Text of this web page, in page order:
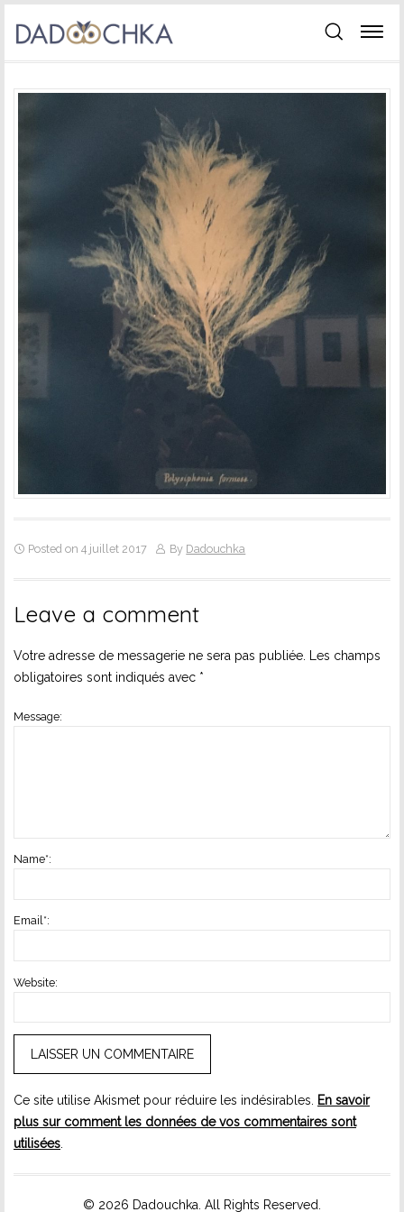
Posted on 4 juillet 2017 By Dadouchka
Leave a comment
Votre adresse de messagerie ne sera pas publiée.
Les champs
obligatoires sont indiqués avec *
Message:
Name*:
Email*:
Website:
Ce site utilise Akismet pour réduire les indésirables.
En savoir
plus sur comment les données de vos commentaires sont
utilisées
© 2026 Dadouchka. All Rights Reserved.